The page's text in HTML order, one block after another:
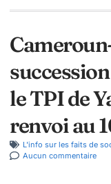
le TPI de
renvoi au
L'info sur les faits de
Aucun commentaire